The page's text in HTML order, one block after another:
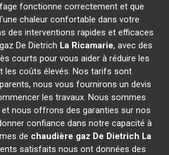
fonctionne correctement et que
chaleur confortable dans votre
des interventions rapides et efficaces
De Dietrich La Ricamarie, avec des
courts pour vous aider à réduire les
les coûts élevés. Nos tarifs sont
nous vous fournirons un devis
les travaux. Nous sommes
nous offrons des garanties sur nos
confiance dans notre capacité à
de chaudière gaz De Dietrich La
satisfaits nous ont données des